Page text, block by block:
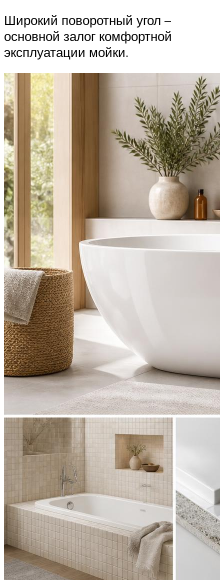
Широкий поворотный угол –
основной залог комфортной
эксплуатации мойки.